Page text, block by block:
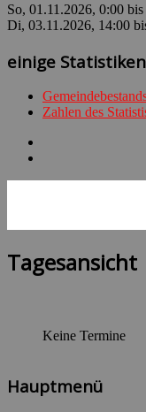
So, 01.11.2026, 0:00
Di, 03.11.2026, 14:00
einige Statistiken
Zahlen des
Tagesansicht
Keine Termine
Hauptmenü